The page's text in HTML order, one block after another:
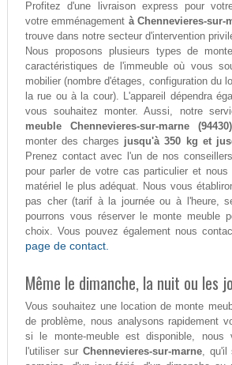
Profitez d'une livraison express pour
votre emménagement à Chennevieres-sur-
trouve dans notre secteur d'intervention
Nous proposons plusieurs types de
caractéristiques de l'immeuble où vous
mobilier (nombre d'étages, configuration du
la rue ou à la cour). L'appareil dépendra
vous souhaitez monter. Aussi, notre
meuble Chennevieres-sur-marne (94430)
monter des charges jusqu'à 350 kg et
Prenez contact avec l'un de nos
pour parler de votre cas particulier et
matériel le plus adéquat. Nous vous
pas cher (tarif à la journée ou à l'heure,
pourrons vous réserver le monte meuble
choix. Vous pouvez également nous
page de contact.
Même le dimanche, la nuit ou les
Vous souhaitez une location de monte
de problème, nous analysons rapidement
si le monte-meuble est disponible, nous
l'utiliser sur Chennevieres-sur-marne, qu'il